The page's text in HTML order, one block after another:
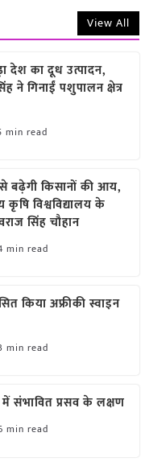
View All
देश का दूध उत्पादन,
ने गिनाईं पशुपालन क्षेत्र
min read
बढ़ेगी किसानों की आय,
कृषि विश्वविद्यालय के
सिंह चौहान
min read
किया अफ्रीकी स्वाइन
min read
संभावित प्रसव के लक्षण
min read